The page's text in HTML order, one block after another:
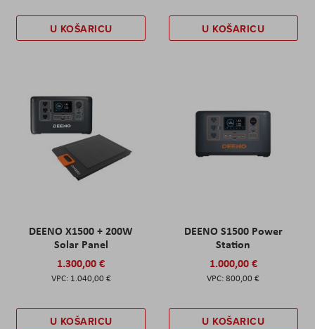
U KOŠARICU U KOŠARICU
DEENO X1500 + 200W
Solar Panel
1.300,00 €
1.040,00 €
U KOŠARICU
DEENO S1500 Power
Station
1.000,00 €
800,00 €
U KOŠARICU